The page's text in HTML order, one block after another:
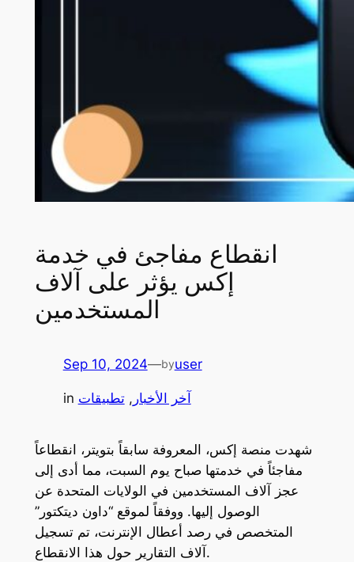
انقطاع مفاجئ في خدمة
إكس يؤثر على آلاف
المستخدمين
Sep 10, 2024—byuser
in آخر الأخبار , تطبيقات
شهدت منصة إكس، المعروفة سابقاً بتويتر، انقطاعاً
مفاجئاً في خدمتها صباح يوم السبت، مما أدى إلى
عجز آلاف المستخدمين في الولايات المتحدة عن
الوصول إليها. ووفقاً لموقع “داون ديتكتور”
المتخصص في رصد أعطال الإنترنت، تم تسجيل
آلاف التقارير حول هذا الانقطاع.